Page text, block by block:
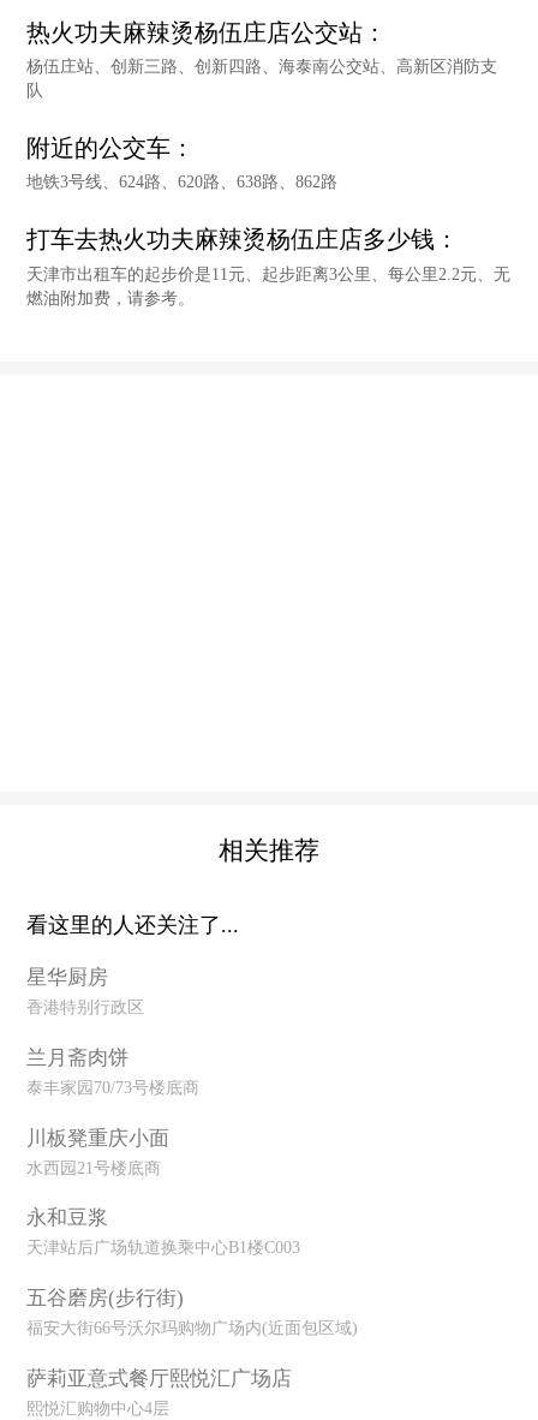
热火功夫麻辣烫杨伍庄店公交站：
杨伍庄站、创新三路、创新四路、海泰南公交站、高新区消防支
队
附近的公交车：
地铁3号线、624路、620路、638路、862路
打车去热火功夫麻辣烫杨伍庄店多少钱：
天津市出租车的起步价是11元、起步距离3公里、每公里2.2元、无
燃油附加费，请参考。
相关推荐
看这里的人还关注了...
星华厨房
香港特别行政区
兰月斋肉饼
泰丰家园70/73号楼底商
川板凳重庆小面
水西园21号楼底商
永和豆浆
天津站后广场轨道换乘中心B1楼C003
五谷磨房(步行街)
福安大街66号沃尔玛购物广场内(近面包区域)
萨莉亚意式餐厅熙悦汇广场店
熙悦汇购物中心4层